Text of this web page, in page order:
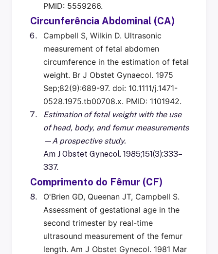
PMID: 5559266.
Circunferência Abdominal (CA)
Campbell S, Wilkin D. Ultrasonic
measurement of fetal abdomen
circumference in the estimation of fetal
weight. Br J Obstet Gynaecol. 1975
Sep;82(9):689-97. doi: 10.1111/j.1471-
0528.1975.tb00708.x. PMID: 1101942.
Estimation of fetal weight with the use
of head, body, and femur measurements
—A prospective study.
Am J Obstet Gynecol. 1985;151(3):333–
337.
Comprimento do Fêmur (CF)
O'Brien GD, Queenan JT, Campbell S.
Assessment of gestational age in the
second trimester by real-time
ultrasound measurement of the femur
length. Am J Obstet Gynecol. 1981 Mar